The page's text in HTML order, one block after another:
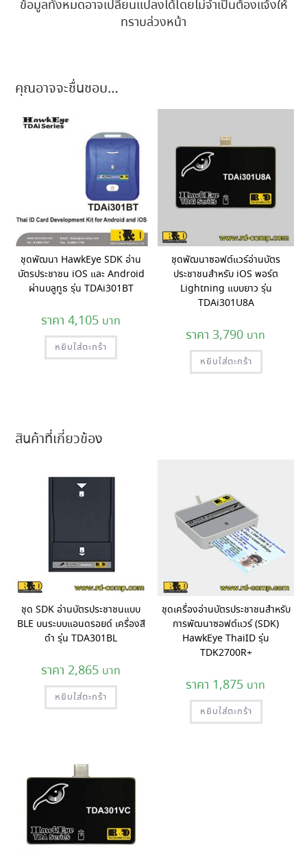
ข้อมูลทั้งหมดอาจเปลี่ยนแปลงได้โดยไม่จำเป็นต้องแจ้งให้
ทราบล่วงหน้า
คุณอาจจะชื่นชอบ…
ชุดพัฒนา HawkEye SDK อ่าน
บัตรประชาชน iOS และ Android
ผ่านบลูทูธ รุ่น TDAi301BT
4,105
หยิบใส่ตะกร้า
ชุดพัฒนาซอฟต์แวร์อ่านบัตร
ประชาชนสำหรับ iOS พอร์ต
Lightning แบบยาว รุ่น
TDAi301U8A
3,790
หยิบใส่ตะกร้า
สินค้าที่เกี่ยวข้อง
ชุด SDK อ่านบัตรประชาชนแบบ
BLE บนระบบแอนดรอยด์ เครื่องสี
ดำ รุ่น TDA301BL
2,865
หยิบใส่ตะกร้า
ชุดเครื่องอ่านบัตรประชาชนสำหรับ
การพัฒนาซอฟต์แวร์ (SDK)
HawkEye ThaiID รุ่น
TDK2700R+
1,875
หยิบใส่ตะกร้า